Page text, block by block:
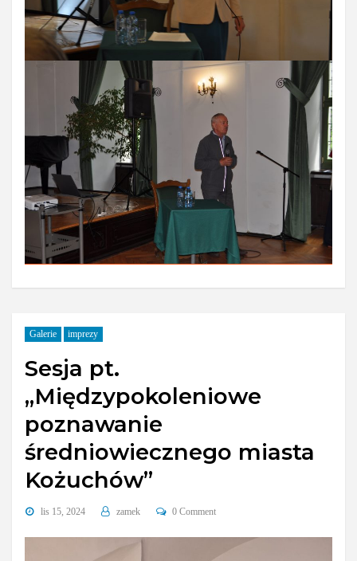
Galerie imprezy
Sesja pt.
„Międzypokoleniowe
poznawanie
średniowiecznego miasta
Kożuchów”
lis 15, 2024 zamek 0 Comment